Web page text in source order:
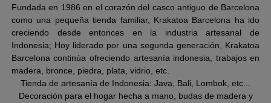
Fundada en 1986 en el corazón del casco antiguo de Barcelona
como una pequeña tienda familiar, Krakatoa Barcelona ha ido
creciendo desde entonces en la industria artesanal de
Indonesia; Hoy liderado por una segunda generación, Krakatoa
Barcelona continúa ofreciendo artesanía indonesia, trabajos en
madera, bronce, piedra, plata, vidrio, etc.
Tienda de artesanía de Indonesia: Java, Bali, Lombok, etc...
Decoración para el hogar hecha a mano, budas de madera y